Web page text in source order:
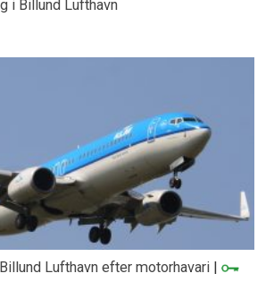
i Billund Lufthavn
Lufthavn efter motorhavari |